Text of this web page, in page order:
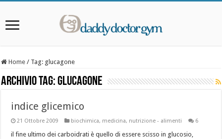
Home / Tag: glucagone
Archivio Tag:glucagone
indice glicemico
21 Ottobre 2009 biochimica, medicina, nutrizione - alimenti 6
il fine ultimo dei carboidrati è quello di essere scisso in glucosio,